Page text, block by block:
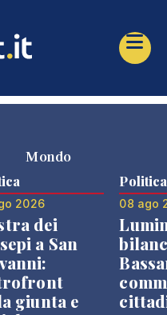
Mondo
2026
dei
a San
giunta e
Politica
08 ago